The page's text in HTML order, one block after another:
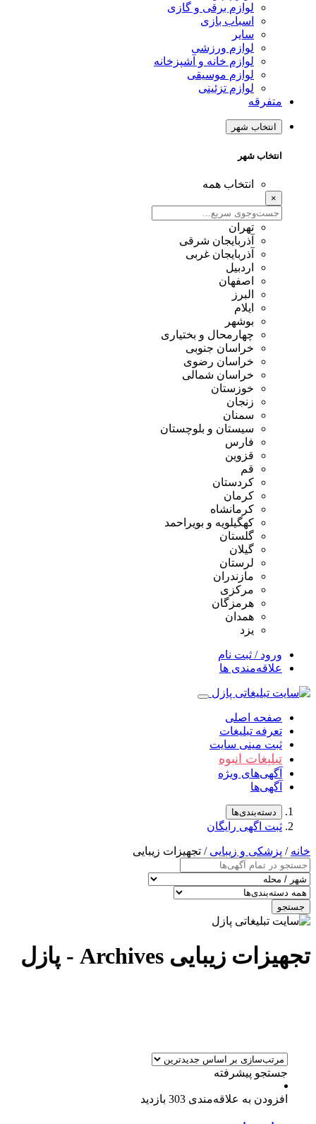
لوازم برقی و گازی
اسباب بازی
سایر
لوازم ورزشی
لوازم خانه و آشپزخانه
لوازم موسیقی
لوازم تزئینی
متفرقه
انتخاب شهر
انتخاب شهر
انتخاب همه
×
تهران
آذربایجان شرقی
آذربایجان غربی
اردبیل
اصفهان
البرز
ایلام
بوشهر
چهارمحال و بختیاری
خراسان جنوبی
خراسان رضوی
خراسان شمالی
خوزستان
زنجان
سمنان
سیستان و بلوچستان
فارس
قزوین
قم
کردستان
کرمان
کرمانشاه
کهگیلویه و بویراحمد
گلستان
گیلان
لرستان
مازندران
مرکزی
هرمزگان
همدان
یزد
ورود / ثبت نام
علاقه‌مندی ها
صفحه اصلی
تعرفه تبلیغات
ثبت مینی سایت
تبلیغات انبوه
آگهی‌های ویژه
آگهی‌ها
دسته‌بندی‌ها
ثبت اگهی رایگان
خانه / پزشکی و زیبایی / تجهیزات زیبایی
جستجو
تجهیزات زیبایی Archives - پازل
جستجو پیشرفته
افزودن به علاقه‌مندی 303 بازدید